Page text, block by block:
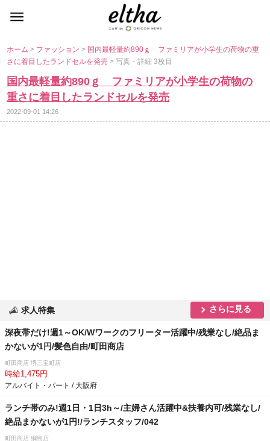
ホーム> ファッション> 国内最軽量約890ｇ ファミリアが小学生の荷物の重
さに着目したランドセルを発売> 写真・詳細 3枚目
国内最軽量約890ｇ ファミリアが小学生の荷物の
重さに着目したランドセルを発売
2022-09-01 14:26
求人特集 さらに見る
深夜帯だけ!週1～OK/Wワークのフリーター活躍中/残業なし/絶品ま
かないが1円/髪色自由/町田商店
町田商店 堺三宝町店
時給1,475円
アルバイト・パート / 大阪府
ランチ帯のみ!週1日・1日3h～/主婦さん活躍中&扶養内可/残業なし/
絶品まかないが1円!/ランチスタッフ/042
町田商店 綱島店